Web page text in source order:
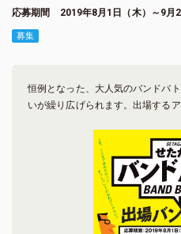
応募期間 2019年8月1日（木）～9月
募集
恒例となった、大人気のバンドバ
いが繰り広げられます。出場する